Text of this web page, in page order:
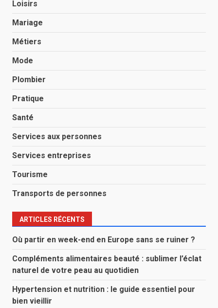
Loisirs
Mariage
Métiers
Mode
Plombier
Pratique
Santé
Services aux personnes
Services entreprises
Tourisme
Transports de personnes
ARTICLES RÉCENTS
Où partir en week-end en Europe sans se ruiner ?
Compléments alimentaires beauté : sublimer l’éclat
naturel de votre peau au quotidien
Hypertension et nutrition : le guide essentiel pour
bien vieillir